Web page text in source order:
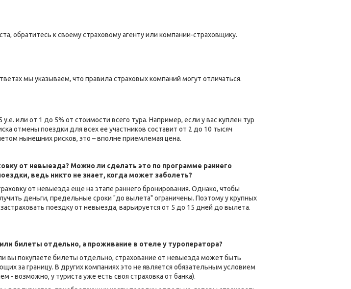
обратитесь к своему страховому агенту или компании-страховщику.
мы указываем, что правила страховых компаний могут отличаться.
или от 1 до 5% от стоимости всего тура. Например, если у вас куплен тур
отмены поездки для всех ее участников составит от 2 до 10 тысяч
нынешних рисков, это – вполне приемлемая цена.
от невыезда? Можно ли сделать это по программе раннего
ведь никто не знает, когда может заболеть?
от невыезда еще на этапе раннего бронирования. Однако, чтобы
деньги, предельные сроки "до вылета" ограничены. Поэтому у крупных
поездку от невыезда, варьируется от 5 до 15 дней до вылета.
билеты отдельно, а проживание в отеле у туроператора?
вы покупаете билеты отдельно, страхование от невыезда может быть
за границу. В других компаниях это не является обязательным условием
- возможно, у туриста уже есть своя страховка от банка).